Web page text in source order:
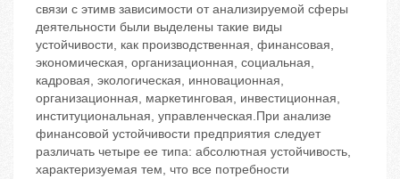
связи с этимв зависимости от анализируемой сферы
деятельности были выделены такие виды
устойчивости, как производственная, финансовая,
экономическая, организационная, социальная,
кадровая, экологическая, инновационная,
организационная, маркетинговая, инвестиционная,
институциональная, управленческая.При анализе
финансовой устойчивости предприятия следует
различать четыре ее типа: абсолютная устойчивость,
характеризуемая тем, что все потребности